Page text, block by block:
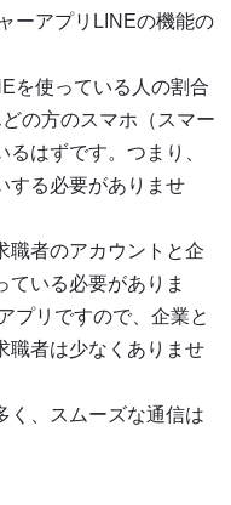
ーアプリLINEの機能の
を使っている人の割合
の方のスマホ（スマー
はずです。つまり、
する必要がありませ
職者のアカウントと企
ている必要がありま
プリですので、企業と
職者は少なくありませ
く、スムーズな通信は